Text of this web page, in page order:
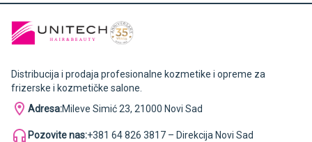
Distribucija i prodaja profesionalne kozmetike i opreme za
frizerske i kozmetičke salone.
Adresa:Mileve Simić 23, 21000 Novi Sad
Pozovite nas:+381 64 826 3817 – Direkcija Novi Sad